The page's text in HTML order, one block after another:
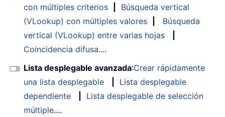
con múltiples criterios
Búsqueda vertical
(VLookup) con múltiples valores
Búsqueda
vertical (VLookup) entre varias hojas
Coincidencia difusa....
Lista desplegable avanzada:Crear rápidamente
una lista desplegable
Lista desplegable
dependiente
Lista desplegable de selección
múltiple....